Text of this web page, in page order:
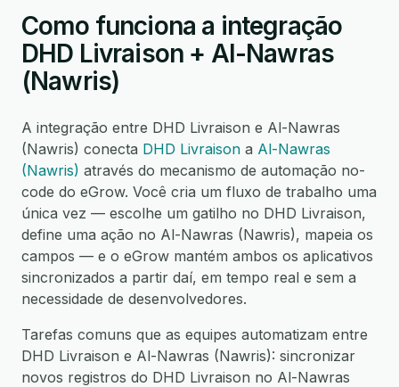
Como funciona a integração
DHD Livraison + Al-Nawras
(Nawris)
A integração entre DHD Livraison e Al-Nawras
(Nawris) conecta DHD Livraison a Al-Nawras
(Nawris) através do mecanismo de automação no-
code do eGrow. Você cria um fluxo de trabalho uma
única vez — escolhe um gatilho no DHD Livraison,
define uma ação no Al-Nawras (Nawris), mapeia os
campos — e o eGrow mantém ambos os aplicativos
sincronizados a partir daí, em tempo real e sem a
necessidade de desenvolvedores.
Tarefas comuns que as equipes automatizam entre
DHD Livraison e Al-Nawras (Nawris): sincronizar
novos registros do DHD Livraison no Al-Nawras